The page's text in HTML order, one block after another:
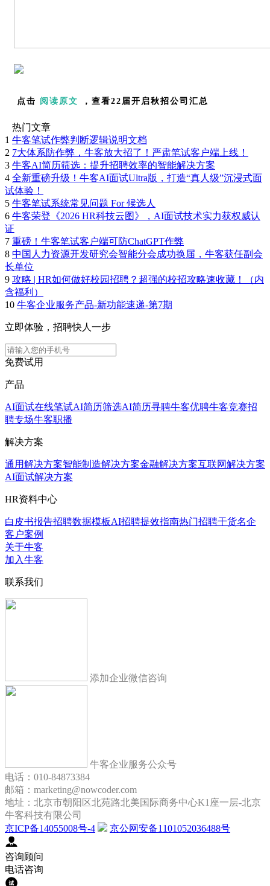
点击 阅读原文 ，查看22届开启秋招公司汇总
热门文章
1 牛客笔试作弊判断逻辑说明文档
2 7大体系防作弊，牛客放大招了！严肃笔试客户端上线！
3 牛客AI简历筛选：提升招聘效率的智能解决方案
4 全新重磅升级！牛客AI面试Ultra版，打造“真人级”沉浸式面
试体验！
5 牛客笔试系统常见问题 For 候选人
6 牛客荣登《2026 HR科技云图》，AI面试技术实力获权威认
证
7 重磅！牛客笔试客户端可防ChatGPT作弊
8 中国人力资源开发研究会智能分会成功换届，牛客获任副会
长单位
9 攻略 | HR如何做好校园招聘？超强的校招攻略速收藏！（内
含福利）
10 牛客企业服务产品-新功能速递-第7期
立即体验，招聘快人一步
免费试用
产品
AI面试在线笔试AI简历筛选AI简历寻聘牛客优聘牛客竞赛招
聘专场牛客职播
解决方案
通用解决方案智能制造解决方案金融解决方案互联网解决方案
AI面试解决方案
HR资料中心
白皮书报告招聘数据模板AI招聘提效指南热门招聘干货名企
客户案例
关于牛客
加入牛客
联系我们
添加企业微信咨询
牛客企业服务公众号
电话：010-84873384
邮箱：marketing@nowcoder.com
地址：北京市朝阳区北苑路北美国际商务中心K1座一层-北京
牛客科技有限公司
京ICP备14055008号-4
京公网安备1101052036488号
咨询顾问
电话咨询